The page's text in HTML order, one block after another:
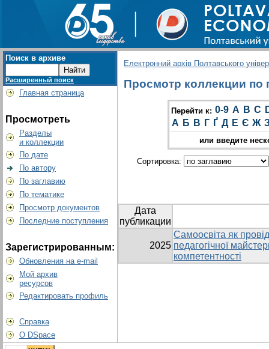
Поиск в архиве
Расширенный поиск
Главная страница
Просмотреть
Разделы
и коллекции
По дате
По автору
По заглавию
По тематике
Просмотр документов
Последние поступления
Зарегистрированным:
Обновления на e-mail
Мой архив
ресурсов
Редактировать профиль
Справка
О DSpace
Електронний архів Полтавського
Просмотр коллекции по
Перейти к: 0-9 A B C
А Б В Г Ґ Д Е Є Ж
или введите
Сортировка:
Дата
публикации
2025
Самоосвіта як
педагогічної
компетентності